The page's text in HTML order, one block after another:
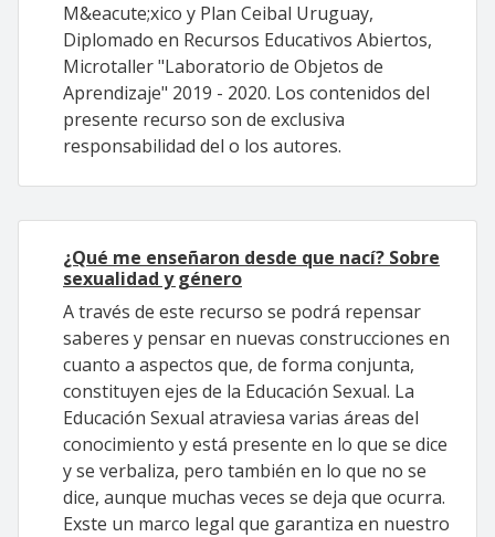
M&eacute;xico y Plan Ceibal Uruguay,
Diplomado en Recursos Educativos Abiertos,
Microtaller "Laboratorio de Objetos de
Aprendizaje" 2019 - 2020. Los contenidos del
presente recurso son de exclusiva
responsabilidad del o los autores.
¿Qué me enseñaron desde que nací? Sobre
sexualidad y género
A través de este recurso se podrá repensar
saberes y pensar en nuevas construcciones en
cuanto a aspectos que, de forma conjunta,
constituyen ejes de la Educación Sexual. La
Educación Sexual atraviesa varias áreas del
conocimiento y está presente en lo que se dice
y se verbaliza, pero también en lo que no se
dice, aunque muchas veces se deja que ocurra.
Exste un marco legal que garantiza en nuestro